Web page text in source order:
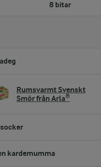
8 bitar
Rumsvarmt Svenskt
Smör från Arla®
kardemumma